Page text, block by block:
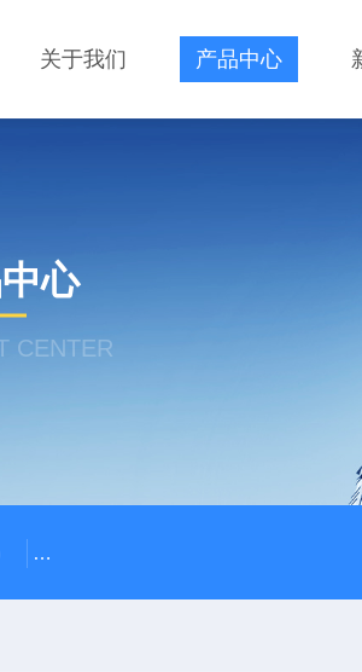
关于我们 产品中心
心
CENTER
*GB/T 50080-2016标准普通混凝土